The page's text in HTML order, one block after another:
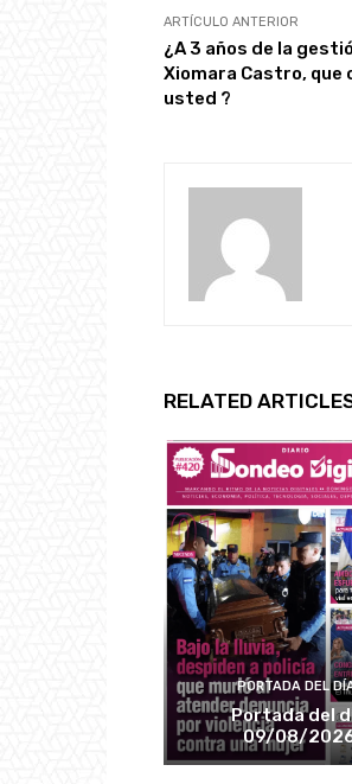
ARTÍCULO ANTERIOR
¿A 3 años de la
Xiomara Castro, que
usted ?
RELATED
PORTADA DEL
Portada del
09/08/